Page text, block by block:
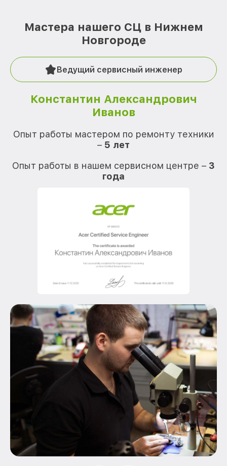
Мастера нашего СЦ в Нижнем
Новгороде
Ведущий сервисный инженер
Константин Александрович
Иванов
Опыт работы мастером по ремонту техники
– 5 лет
Опыт работы в нашем сервисном центре – 3
года